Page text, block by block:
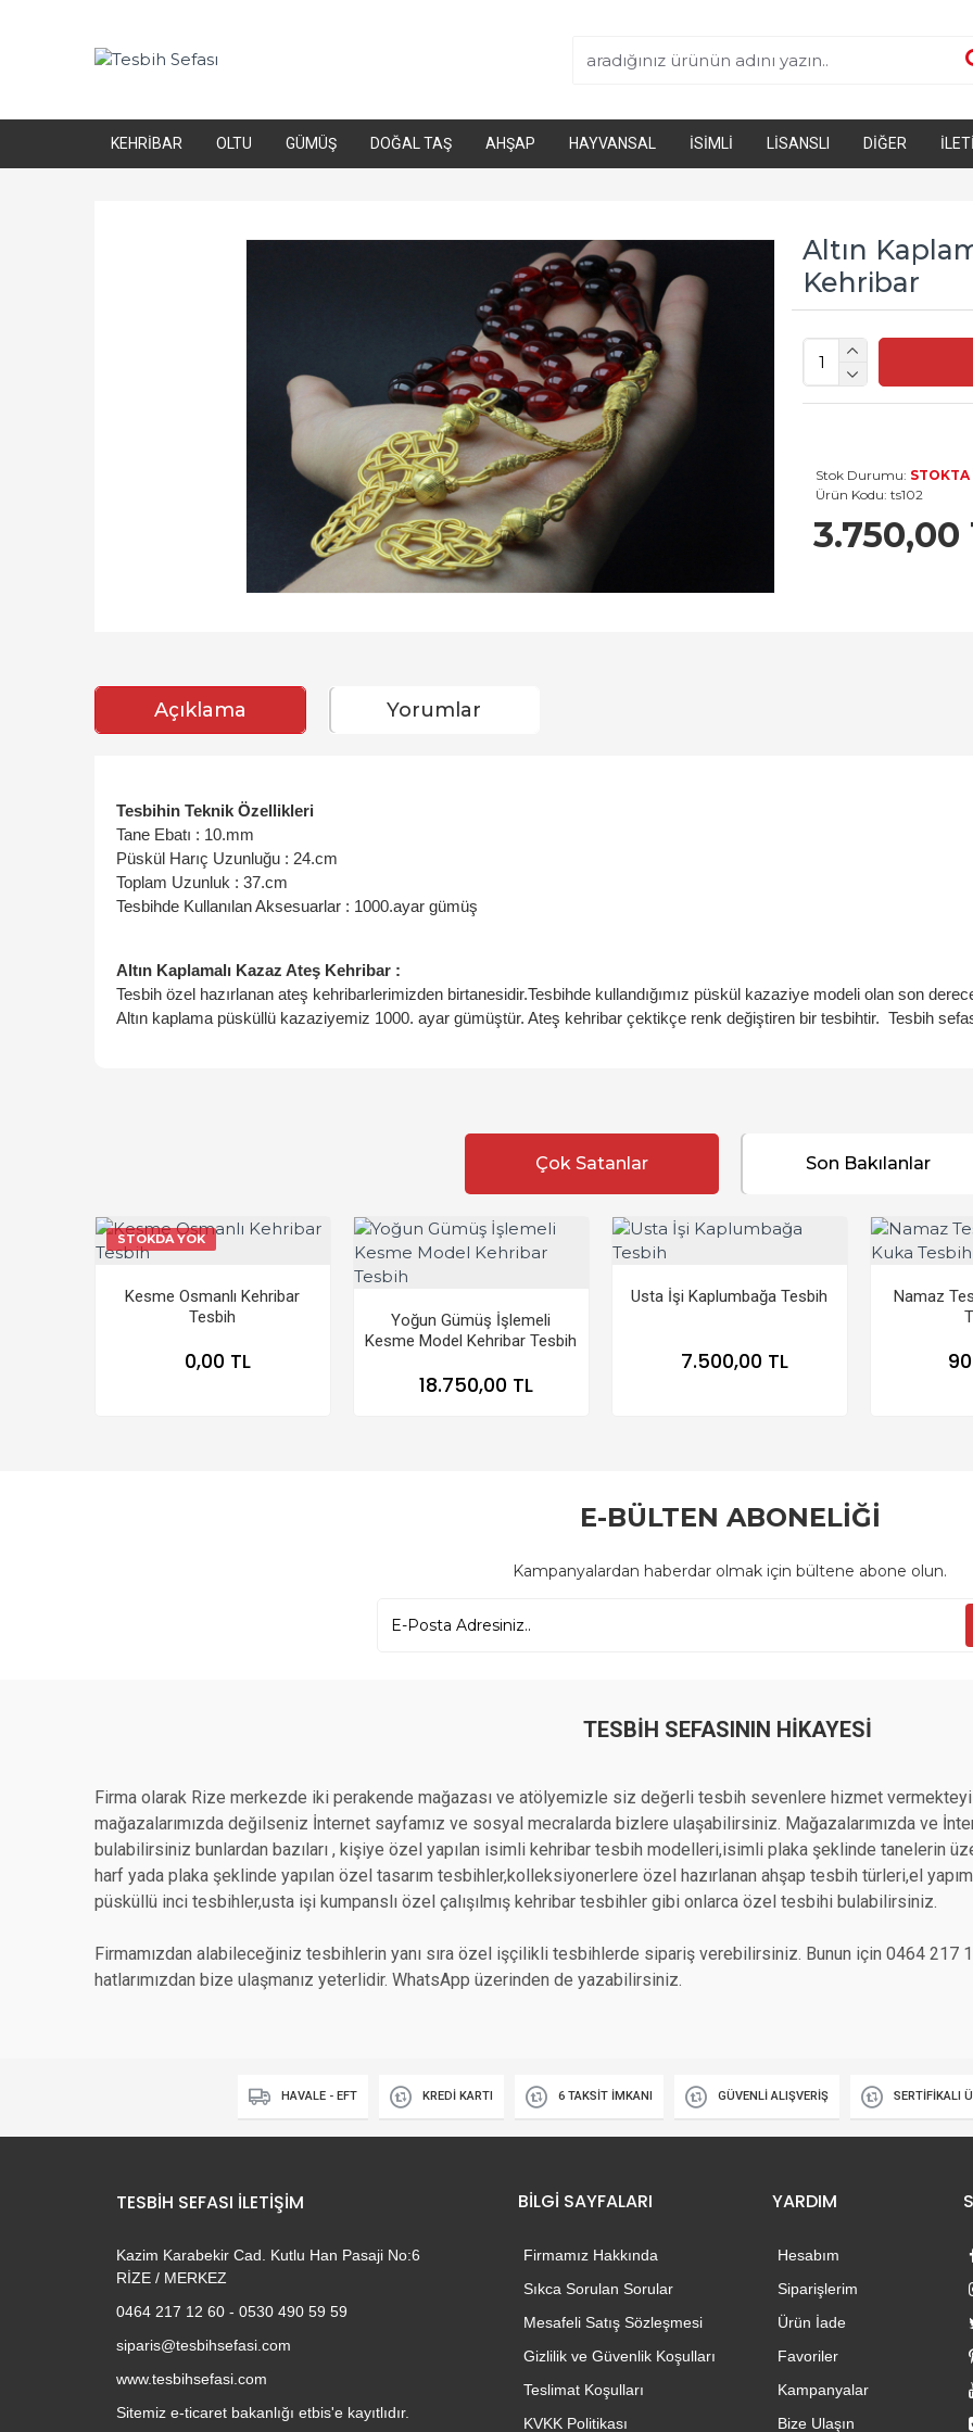
KEHRIBAR OLTU GÜMÜŞ DOĞAL TAŞ AHŞAP HAYVANSAL İSIMLI LISANSLI DIĞER
Altın
Kehribar
3.750,00
Stok Durumu: STOKTA
Ürün Kodu: ts102
Açıklama Yorumlar
Tesbihin Teknik Özellikleri
Tane Ebatı : 10.mm
Püskül Harıç Uzunluğu : 24.cm
Toplam Uzunluk : 37.cm
Tesbihde Kullanılan Aksesuarlar : 1000.ayar gümüş
Altın Kaplamalı Kazaz Ateş Kehribar :
Tesbih özel hazırlanan ateş kehribarlerimizden birtanesidir.Tesbihde kullandığımız püskül kazaziye modeli olan son
Altın kaplama püsküllü kazaziyemiz 1000. ayar gümüştür. Ateş kehribar çektikçe renk değiştiren bir tesbihtir. Tesbih
Çok Satanlar Son Bakılanlar
STOKDA YOK
Kesme Osmanlı Kehribar
Tesbih
0,00 TL
Yoğun Gümüş İşlemeli
Kesme Model Kehribar Tesbih
18.750,00 TL
Usta İşi Kaplumbağa Tesbih
7.500,00 TL
Namaz
E-BÜLTEN ABONELİĞİ
Kampanyalardan haberdar olmak için bültene abone olun.
TESBIH SEFASININ HIKAYESI
Firma olarak Rize merkezde iki perakende mağazası ve atölyemizle siz değerli tesbih sevenlere hizmet
mağazalarımızda değilseniz İnternet sayfamız ve sosyal mecralarda bizlere ulaşabilirsiniz. Mağazalarımızda ve
bulabilirsiniz bunlardan bazıları , kişiye özel yapılan isimli kehribar tesbih modelleri,isimli plaka şeklinde tanelerin
harf yada plaka şeklinde yapılan özel tasarım tesbihler,kolleksiyonerlere özel hazırlanan ahşap tesbih türleri,el
püsküllü inci tesbihler,usta işi kumpanslı özel çalışılmış kehribar tesbihler gibi onlarca özel tesbihi bulabilirsiniz.
Firmamızdan alabileceğiniz tesbihlerin yanı sıra özel işçilikli tesbihlerde sipariş verebilirsiniz. Bunun için 0464 217
hatlarımızdan bize ulaşmanız yeterlidir. WhatsApp üzerinden de yazabilirsiniz.
HAVALE - EFT KREDİ KARTI 6 TAKSİT İMKANI GÜVENLİ ALIŞVERİŞ SERTİFİKALI
TESBIH SEFASI İLETIŞIM
Kazim Karabekir Cad. Kutlu Han Pasaji No:6
RİZE / MERKEZ
0464 217 12 60 - 0530 490 59 59
siparis@tesbihsefasi.com
www.tesbihsefasi.com
Sitemiz e-ticaret bakanlığı etbis'e kayıtlıdır.
BİLGİ SAYFALARI
Firmamız Hakkında
Sıkca Sorulan Sorular
Mesafeli Satış Sözleşmesi
Gizlilik ve Güvenlik Koşulları
Teslimat Koşulları
KVKK Politikası
YARDIM
Hesabım
Siparişlerim
Ürün İade
Favoriler
Kampanyalar
Bize Ulaşın